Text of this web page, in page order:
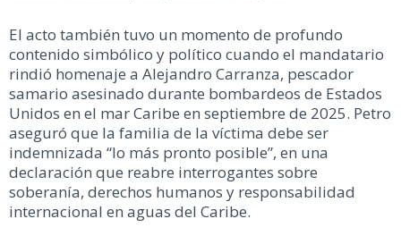
El acto también tuvo un momento de profundo
contenido simbólico y político cuando el mandatario
rindió homenaje a Alejandro Carranza, pescador
samario asesinado durante bombardeos de Estados
Unidos en el mar Caribe en septiembre de 2025. Petro
aseguró que la familia de la víctima debe ser
indemnizada “lo más pronto posible”, en una
declaración que reabre interrogantes sobre
soberanía, derechos humanos y responsabilidad
internacional en aguas del Caribe.